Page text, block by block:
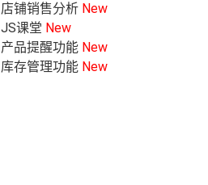
店铺销售分析 New
JS课堂 New
产品提醒功能 New
库存管理功能 New